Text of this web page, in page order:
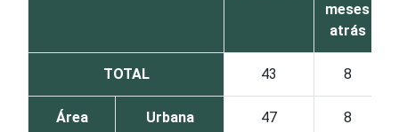
meses
atrás
TOTAL 43 8
Área Urbana 47 8